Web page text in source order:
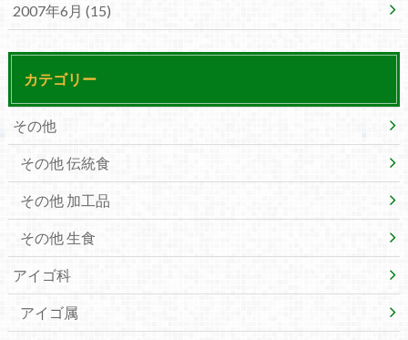
2007年6月 (15)
カテゴリー
その他
その他 伝統食
その他 加工品
その他 生食
アイゴ科
アイゴ属